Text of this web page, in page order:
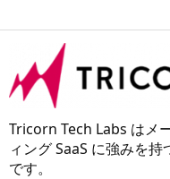
Tricorn Tech Labs はメ
ィング SaaS に強みを
です。